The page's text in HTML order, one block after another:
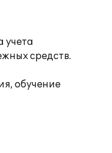
учета
средств.
обучение